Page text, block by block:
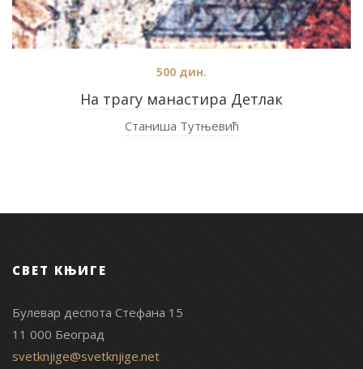
На трагу манастира Детлак
500 дин.
Станиша Тутњевић
СВЕТ КЊИГЕ
Булевар деспота Стефана 15
11 000 Београд
svetknjige@svetknjige.net